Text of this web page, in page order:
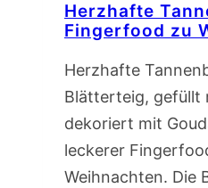
Herzhafte
Fingerfood zu
Herzhafte
Blätterteig, gefüllt
dekoriert mit
leckerer
Weihnachten. Die